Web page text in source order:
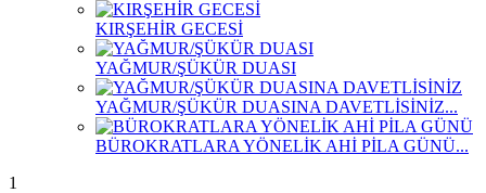
KIRŞEHİR GECESİ
YAĞMUR/ŞÜKÜR DUASI
YAĞMUR/ŞÜKÜR DUASINA DAVETLİSİNİZ...
BÜROKRATLARA YÖNELİK AHİ PİLA GÜNÜ...
1